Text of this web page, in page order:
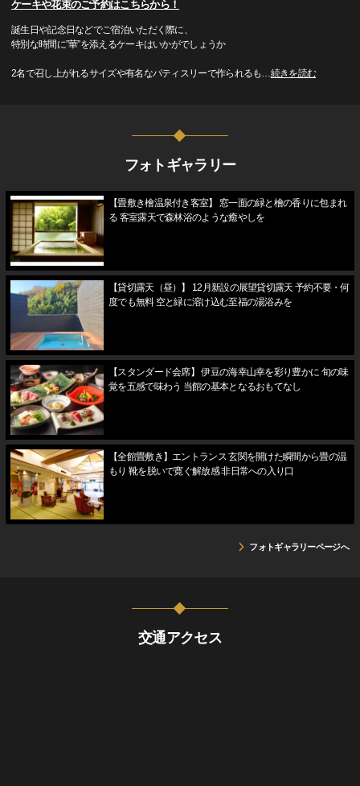
ケーキや花束のご予約はこちらから！
誕生日や記念日などでご宿泊いただく際に、
特別な時間に”華”を添えるケーキはいかがでしょうか
2名で召し上がれるサイズや有名なパティスリーで作られるも…続きを読む
フォトギャラリー
【畳敷き檜温泉付き客室】 窓一面の緑と檜の香りに包まれ
る 客室露天で森林浴のような癒やしを
【貸切露天（昼）】 12月新設の展望貸切露天 予約不要・何
度でも無料 空と緑に溶け込む至福の湯浴みを
【スタンダード会席】 伊豆の海幸山幸を彩り豊かに 旬の味
覚を五感で味わう 当館の基本となるおもてなし
【全館畳敷き】エントランス 玄関を開けた瞬間から畳の温
もり 靴を脱いで寛ぐ解放感 非日常への入り口
フォトギャラリーページへ
交通アクセス